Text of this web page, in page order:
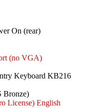
On (rear)
(no VGA)
Keyboard KB216
Bronze)
License) English